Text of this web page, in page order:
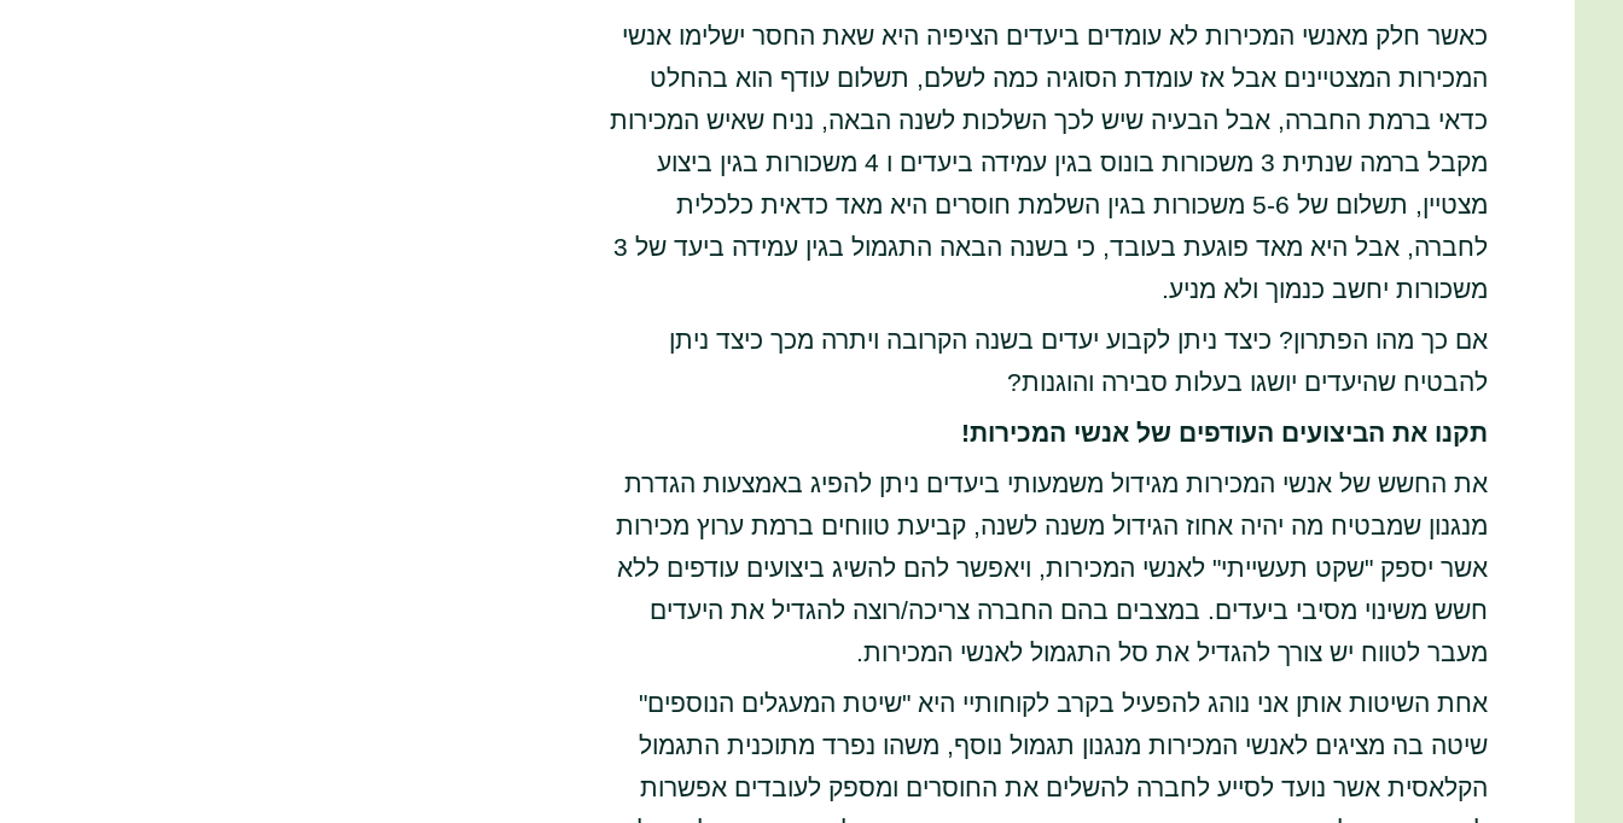
כאשר חלק מאנשי המכירות לא עומדים ביעדים הציפיה היא שאת החסר ישלימו אנשי
המכירות המצטיינים אבל אז עומדת הסוגיה כמה לשלם, תשלום עודף הוא בהחלט
כדאי ברמת החברה, אבל הבעיה שיש לכך השלכות לשנה הבאה, נניח שאיש המכירות
מקבל ברמה שנתית 3 משכורות בונוס בגין עמידה ביעדים ו 4 משכורות בגין ביצוע
מצטיין, תשלום של 5-6 משכורות בגין השלמת חוסרים היא מאד כדאית כלכלית
לחברה, אבל היא מאד פוגעת בעובד, כי בשנה הבאה התגמול בגין עמידה ביעד של 3
משכורות יחשב כנמוך ולא מניע.
אם כך מהו הפתרון? כיצד ניתן לקבוע יעדים בשנה הקרובה ויתרה מכך כיצד ניתן
להבטיח שהיעדים יושגו בעלות סבירה והוגנות?
תקנו את הביצועים העודפים של אנשי המכירות!
את החשש של אנשי המכירות מגידול משמעותי ביעדים ניתן להפיג באמצעות הגדרת
מנגנון שמבטיח מה יהיה אחוז הגידול משנה לשנה, קביעת טווחים ברמת ערוץ מכירות
אשר יספק "שקט תעשייתי" לאנשי המכירות, ויאפשר להם להשיג ביצועים עודפים ללא
חשש משינוי מסיבי ביעדים. במצבים בהם החברה צריכה/רוצה להגדיל את היעדים
מעבר לטווח יש צורך להגדיל את סל התגמול לאנשי המכירות.
אחת השיטות אותן אני נוהג להפעיל בקרב לקוחותיי היא "שיטת המעגלים הנוספים"
שיטה בה מציגים לאנשי המכירות מנגנון תגמול נוסף, משהו נפרד מתוכנית התגמול
הקלאסית אשר נועד לסייע לחברה להשלים את החוסרים ומספק לעובדים אפשרות